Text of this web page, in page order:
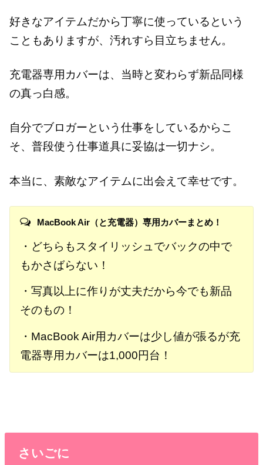
好きなアイテムだから丁寧に使っているという
こともありますが、汚れすら目立ちません。
充電器専用カバーは、当時と変わらず新品同様
の真っ白感。
自分でブロガーという仕事をしているからこ
そ、普段使う仕事道具に妥協は一切ナシ。
本当に、素敵なアイテムに出会えて幸せです。
MacBook Air（と充電器）専用カバーまとめ！
・どちらもスタイリッシュでバックの中で
もかさばらない！
・写真以上に作りが丈夫だから今でも新品
そのもの！
・MacBook Air用カバーは少し値が張るが充
電器専用カバーは1,000円台！
さいごに